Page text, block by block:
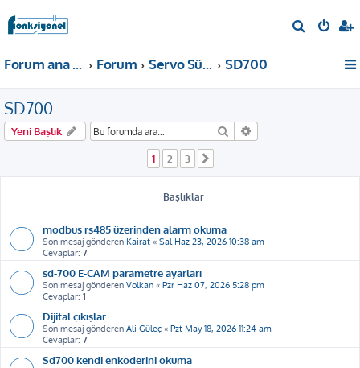
r
Forum ana sayfa Forum Servo Sürücü SD700
SD700
Yeni Başlık Ara
1 2 3
Başlıklar
modbus rs485 üzerinden alarm okuma
Son mesaj gönderen Kairat « Sal Haz 23, 2026 10:38 am
Cevaplar: 7
sd-700 E-CAM parametre ayarları
Son mesaj gönderen Volkan « Pzr Haz 07, 2026 5:28 pm
Cevaplar: 1
Dijital çıkışlar
Son mesaj gönderen Ali Güleç « Pzt May 18, 2026 11:24 am
Cevaplar: 7
Sd700 kendi enkoderini okuma